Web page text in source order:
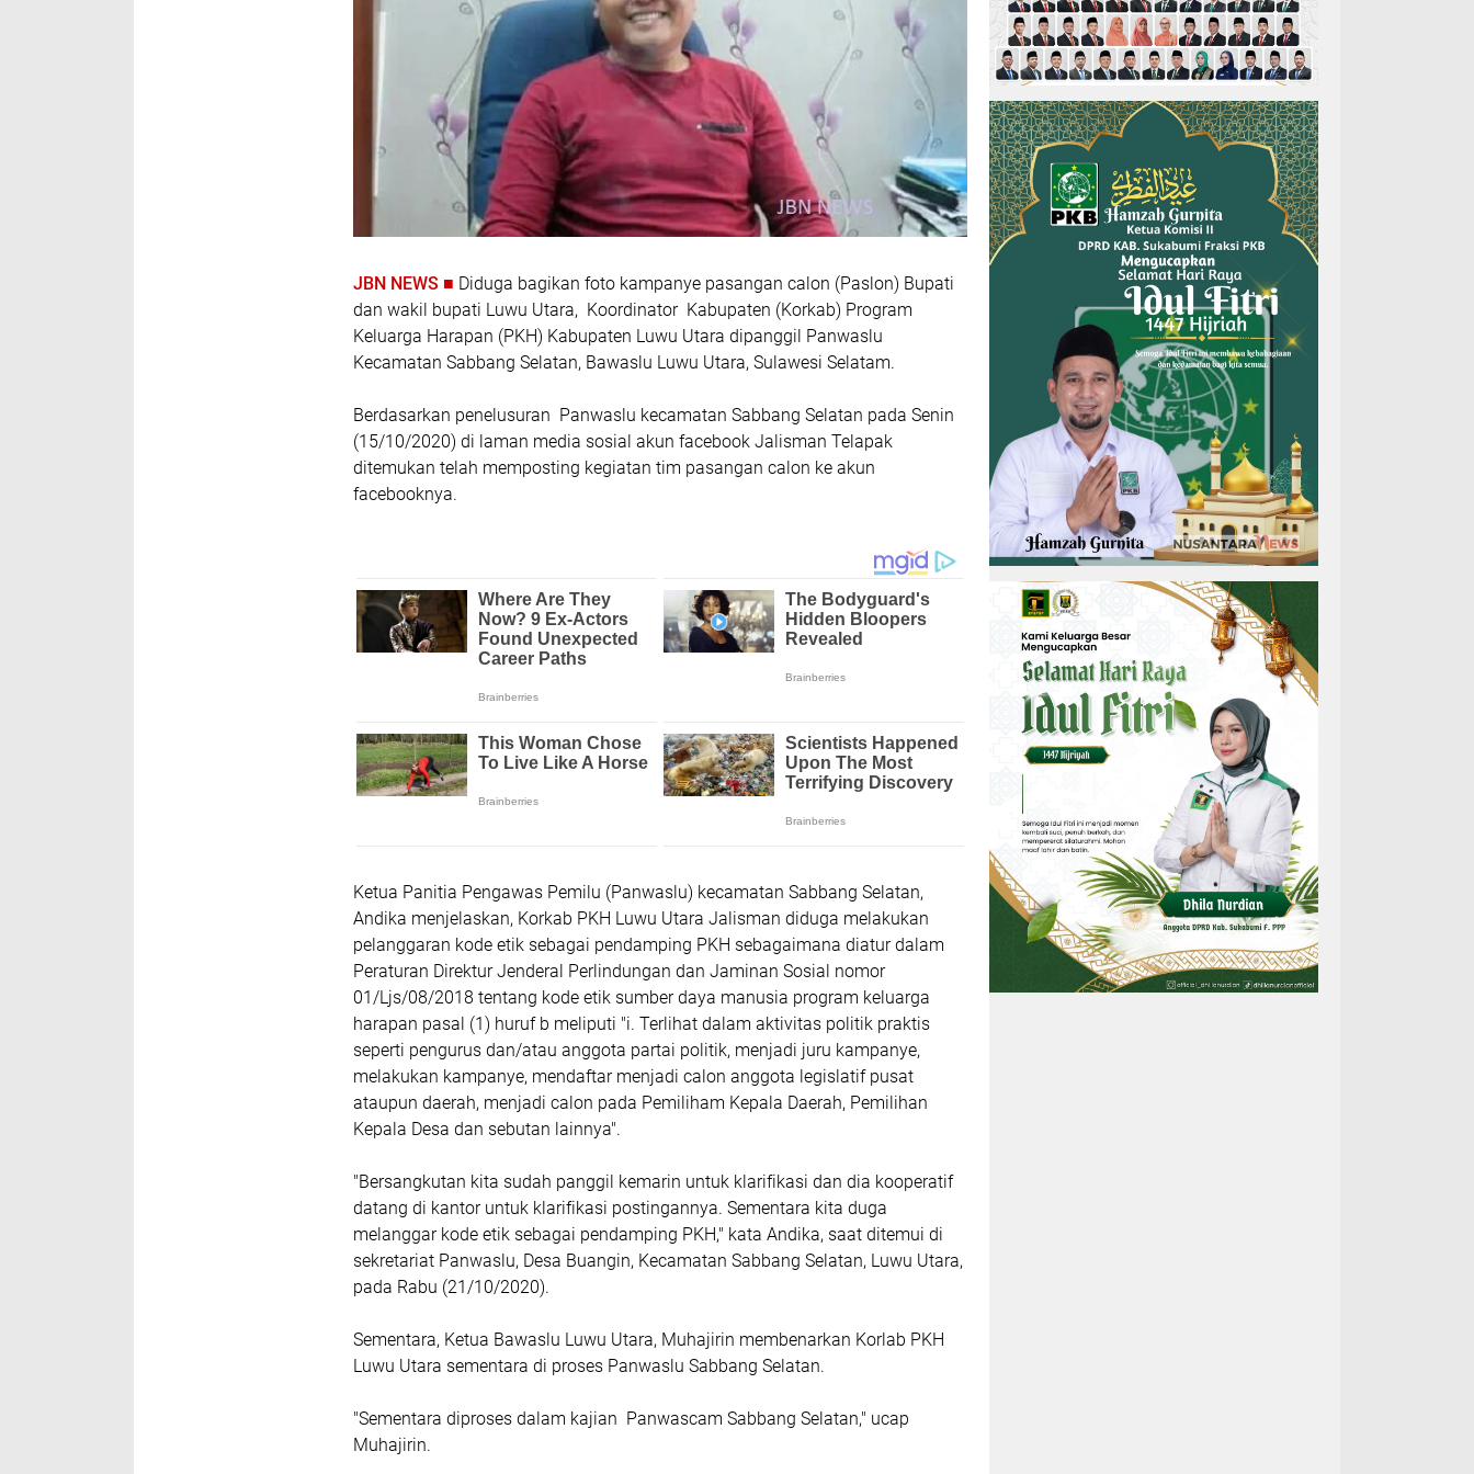
JBN NEWS ■ Diduga bagikan foto kampanye pasangan calon (Paslon) Bupati
dan wakil bupati Luwu Utara, Koordinator Kabupaten (Korkab) Program
Keluarga Harapan (PKH) Kabupaten Luwu Utara dipanggil Panwaslu
Kecamatan Sabbang Selatan, Bawaslu Luwu Utara, Sulawesi Selatam.
Berdasarkan penelusuran Panwaslu kecamatan Sabbang Selatan pada Senin
(15/10/2020) di laman media sosial akun facebook Jalisman Telapak
ditemukan telah memposting kegiatan tim pasangan calon ke akun
facebooknya.
Ketua Panitia Pengawas Pemilu (Panwaslu) kecamatan Sabbang Selatan,
Andika menjelaskan, Korkab PKH Luwu Utara Jalisman diduga melakukan
pelanggaran kode etik sebagai pendamping PKH sebagaimana diatur dalam
Peraturan Direktur Jenderal Perlindungan dan Jaminan Sosial nomor
01/Ljs/08/2018 tentang kode etik sumber daya manusia program keluarga
harapan pasal (1) huruf b meliputi "i. Terlihat dalam aktivitas politik praktis
seperti pengurus dan/atau anggota partai politik, menjadi juru kampanye,
melakukan kampanye, mendaftar menjadi calon anggota legislatif pusat
ataupun daerah, menjadi calon pada Pemiliham Kepala Daerah, Pemilihan
Kepala Desa dan sebutan lainnya".
"Bersangkutan kita sudah panggil kemarin untuk klarifikasi dan dia kooperatif
datang di kantor untuk klarifikasi postingannya. Sementara kita duga
melanggar kode etik sebagai pendamping PKH," kata Andika, saat ditemui di
sekretariat Panwaslu, Desa Buangin, Kecamatan Sabbang Selatan, Luwu Utara,
pada Rabu (21/10/2020).
Sementara, Ketua Bawaslu Luwu Utara, Muhajirin membenarkan Korlab PKH
Luwu Utara sementara di proses Panwaslu Sabbang Selatan.
"Sementara diproses dalam kajian Panwascam Sabbang Selatan," ucap
Muhajirin.